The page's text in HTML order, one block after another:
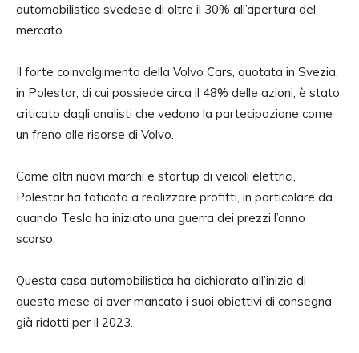
automobilistica svedese di oltre il 30% all’apertura del
mercato.
Il forte coinvolgimento della Volvo Cars, quotata in Svezia,
in Polestar, di cui possiede circa il 48% delle azioni, è stato
criticato dagli analisti che vedono la partecipazione come
un freno alle risorse di Volvo.
Come altri nuovi marchi e startup di veicoli elettrici,
Polestar ha faticato a realizzare profitti, in particolare da
quando Tesla ha iniziato una guerra dei prezzi l’anno
scorso.
Questa casa automobilistica ha dichiarato all’inizio di
questo mese di aver mancato i suoi obiettivi di consegna
già ridotti per il 2023.